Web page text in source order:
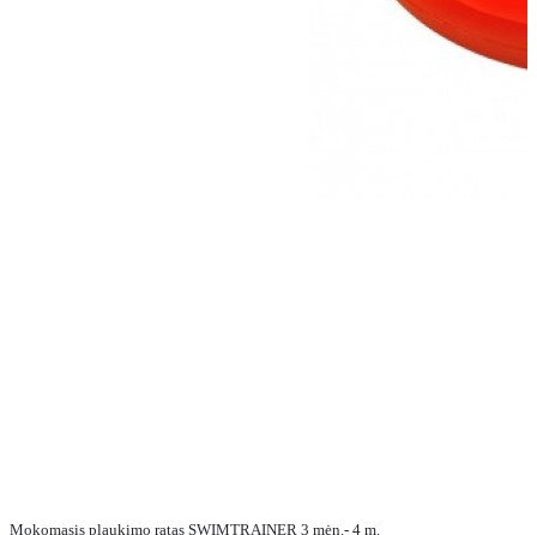
Mokomasis plaukimo ratas SWIMTRAINER 3 mėn.- 4 m.